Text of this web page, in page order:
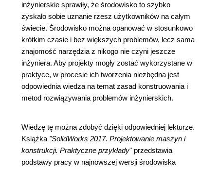
inżynierskie sprawiły, że środowisko to szybko
zyskało sobie uznanie rzesz użytkowników na całym
świecie. Środowisko można opanować w stosunkowo
krótkim czasie i bez większych problemów, lecz sama
znajomość narzędzia z nikogo nie czyni jeszcze
inżyniera. Aby projekty mogły zostać wykorzystane w
praktyce, w procesie ich tworzenia niezbędna jest
odpowiednia wiedza na temat zasad konstruowania i
metod rozwiązywania problemów inżynierskich.
Wiedzę tę można zdobyć dzięki odpowiedniej lekturze.
Książka "SolidWorks 2017. Projektowanie maszyn i
konstrukcji. Praktyczne przykłady" przedstawia
podstawy pracy w najnowszej wersji środowiska